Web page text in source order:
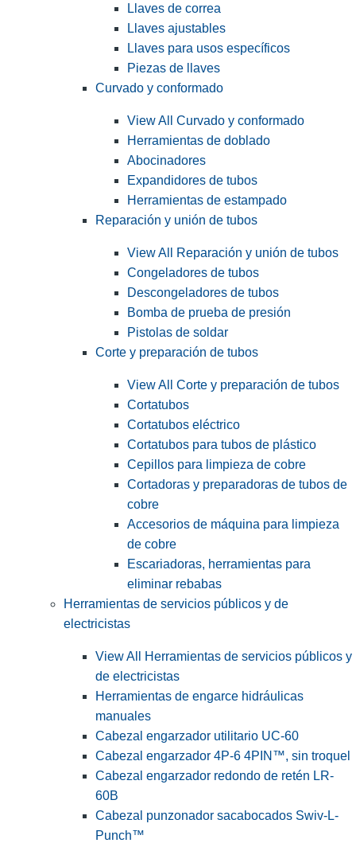
Llaves de correa
Llaves ajustables
Llaves para usos específicos
Piezas de llaves
Curvado y conformado
View All Curvado y conformado
Herramientas de doblado
Abocinadores
Expandidores de tubos
Herramientas de estampado
Reparación y unión de tubos
View All Reparación y unión de tubos
Congeladores de tubos
Descongeladores de tubos
Bomba de prueba de presión
Pistolas de soldar
Corte y preparación de tubos
View All Corte y preparación de tubos
Cortatubos
Cortatubos eléctrico
Cortatubos para tubos de plástico
Cepillos para limpieza de cobre
Cortadoras y preparadoras de tubos de
cobre
Accesorios de máquina para limpieza
de cobre
Escariadoras, herramientas para
eliminar rebabas
Herramientas de servicios públicos y de
electricistas
View All Herramientas de servicios públicos y
de electricistas
Herramientas de engarce hidráulicas
manuales
Cabezal engarzador utilitario UC-60
Cabezal engarzador 4P-6 4PIN™, sin troquel
Cabezal engarzador redondo de retén LR-
60B
Cabezal punzonador sacabocados Swiv-L-
Punch™